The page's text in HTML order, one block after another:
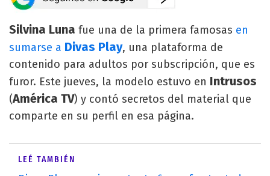
Silvina Luna fue una de la primera famosas en
sumarse a Divas Play, una plataforma de
contenido para adultos por subscripción, que es
furor. Este jueves, la modelo estuvo en Intrusos
(América TV) y contó secretos del material que
comparte en su perfil en esa página.
LEÉ TAMBIÉN